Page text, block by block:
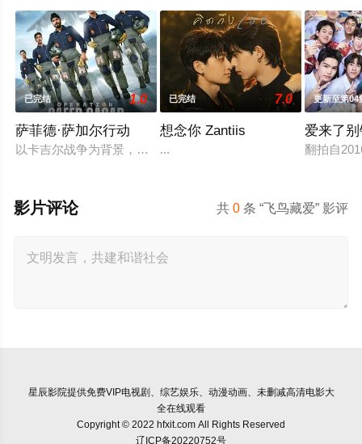
已完结 1.0
萨菲德·萨加尔行动
以卡吉尔战争为背景，《白沙行动》讲述了印度空军"金色箭头"
已完结 7.0
想念你 Zantiis
...
更新至第04
爱来了
翻拍自
共0 条 “飞鸟藏爱” 影评
影片评论
星辰影院提供免费VIP电视剧、综艺娱乐、动漫动画、未删减高清电影大
全在线观看
Copyright © 2022 hfxit.com All Rights Reserved
辽ICP备20220752号